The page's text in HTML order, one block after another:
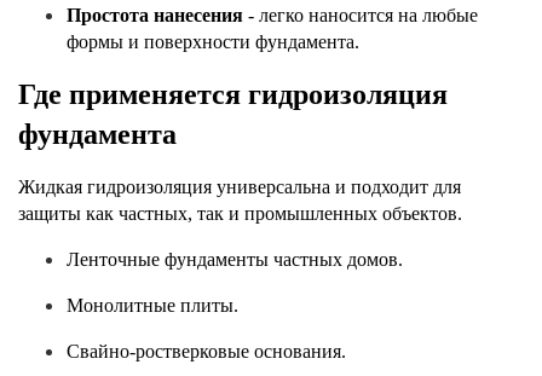
Простота нанесения - легко наносится на любые
формы и поверхности фундамента.
Где применяется гидроизоляция
фундамента
Жидкая гидроизоляция универсальна и подходит для
защиты как частных, так и промышленных объектов.
Ленточные фундаменты частных домов.
Монолитные плиты.
Свайно-ростверковые основания.